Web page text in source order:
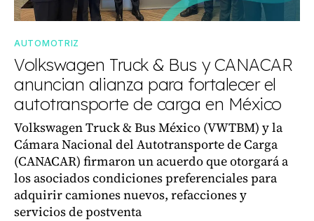
AUTOMOTRIZ
Volkswagen Truck & Bus y CANACAR
anuncian alianza para fortalecer el
autotransporte de carga en México
Volkswagen Truck & Bus México (VWTBM) y la
Cámara Nacional del Autotransporte de Carga
(CANACAR) firmaron un acuerdo que otorgará a
los asociados condiciones preferenciales para
adquirir camiones nuevos, refacciones y
servicios de postventa